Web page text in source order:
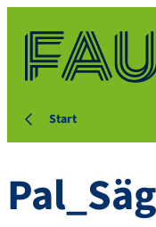
Start